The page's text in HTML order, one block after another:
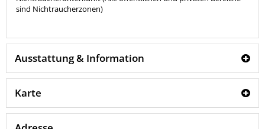
sind Nichtraucherzonen)
Ausstattung & Information
Karte